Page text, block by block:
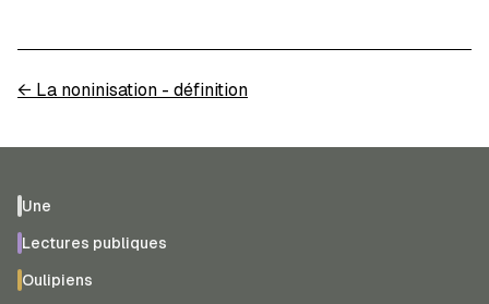
← La noninisation - définition
Une
Lectures publiques
Oulipiens